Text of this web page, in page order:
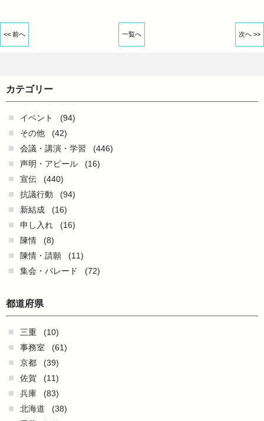
<< 前へ 一覧へ 次へ >>
カテゴリー
イベント
(94)
その他
(42)
会議・講演・学習
(446)
声明・アピール
(16)
宣伝
(440)
抗議行動
(94)
新結成
(16)
申し入れ
(16)
陳情
(8)
陳情・請願
(11)
集会・パレード
(72)
都道府県
三重
(10)
事務室
(61)
京都
(39)
佐賀
(11)
兵庫
(83)
北海道
(38)